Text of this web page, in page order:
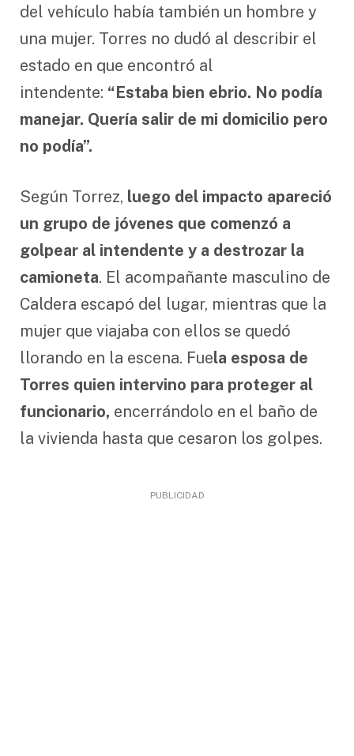
del vehículo había también un hombre y
una mujer. Torres no dudó al describir el
estado en que encontró al
intendente: “Estaba bien ebrio. No podía
manejar. Quería salir de mi domicilio pero
no podía”.
Según Torrez, luego del impacto apareció
un grupo de jóvenes que comenzó a
golpear al intendente y a destrozar la
camioneta. El acompañante masculino de
Caldera escapó del lugar, mientras que la
mujer que viajaba con ellos se quedó
llorando en la escena. Fuela esposa de
Torres quien intervino para proteger al
funcionario, encerrándolo en el baño de
la vivienda hasta que cesaron los golpes.
PUBLICIDAD